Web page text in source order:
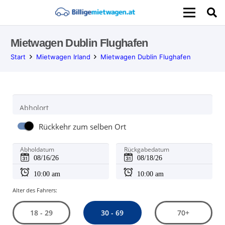
Mietwagen Dublin Flughafen
Start Mietwagen Irland Mietwagen Dublin Flughafen
Abholort
Rückkehr zum selben Ort
Abholdatum Rückgabedatum
Alter des Fahrers:
18 - 29 30 - 69 70+